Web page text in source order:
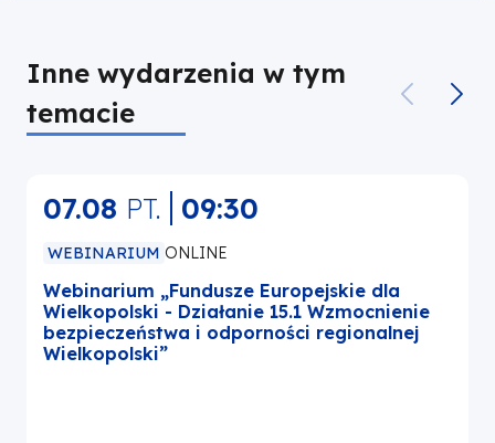
Inne wydarzenia w tym
temacie
07.08 PT. 09:30
WEBINARIUM ONLINE
Webinarium „Fundusze Europejskie dla
Wielkopolski - Działanie 15.1 Wzmocnienie
bezpieczeństwa i odporności regionalnej
Wielkopolski”